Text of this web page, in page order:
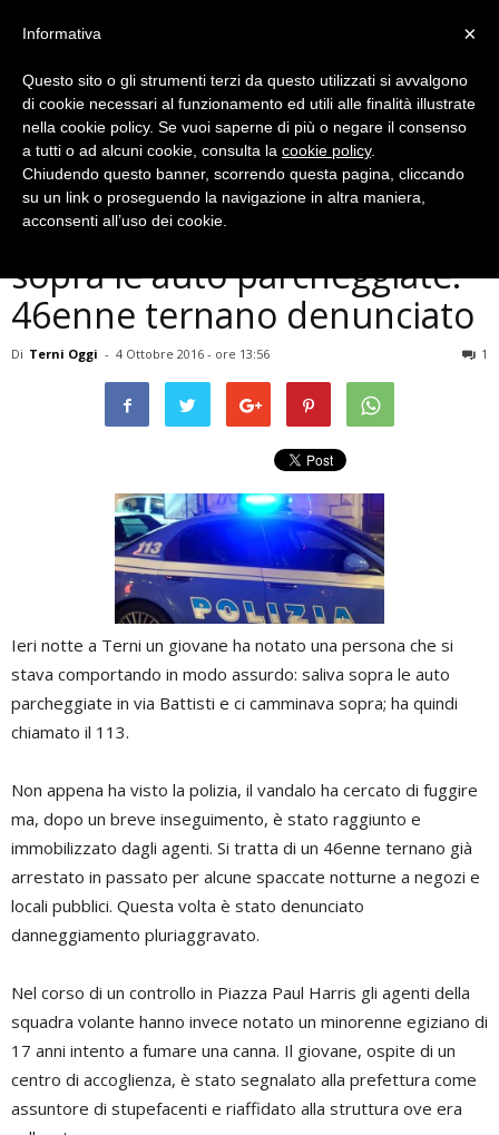
Cronaca
Terni, nella notte cammina
sopra le auto parcheggiate:
46enne ternano denunciato
Di Terni Oggi - 4 Ottobre 2016 - ore 13:56 1
Ieri notte a Terni un giovane ha notato una persona che si
stava comportando in modo assurdo: saliva sopra le auto
parcheggiate in via Battisti e ci camminava sopra; ha quindi
chiamato il 113.
Non appena ha visto la polizia, il vandalo ha cercato di fuggire
ma, dopo un breve inseguimento, è stato raggiunto e
immobilizzato dagli agenti. Si tratta di un 46enne ternano già
arrestato in passato per alcune spaccate notturne a negozi e
locali pubblici. Questa volta è stato denunciato
danneggiamento pluriaggravato.
Nel corso di un controllo in Piazza Paul Harris gli agenti della
squadra volante hanno invece notato un minorenne egiziano di
17 anni intento a fumare una canna. Il giovane, ospite di un
centro di accoglienza, è stato segnalato alla prefettura come
assuntore di stupefacenti e riaffidato alla struttura ove era
×
Informativa
Questo sito o gli strumenti terzi da questo utilizzati si avvalgono
di cookie necessari al funzionamento ed utili alle finalità illustrate
nella cookie policy. Se vuoi saperne di più o negare il consenso
a tutti o ad alcuni cookie, consulta la cookie policy.
Chiudendo questo banner, scorrendo questa pagina, cliccando
su un link o proseguendo la navigazione in altra maniera,
acconsenti all’uso dei cookie.